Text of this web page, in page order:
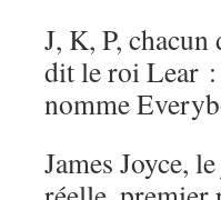
J, K, P,
dit le roi Lear :
nomme
James Joyce,